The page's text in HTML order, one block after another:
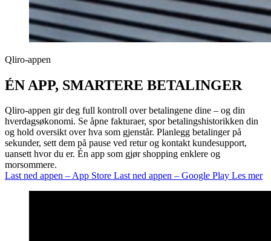
Qliro-appen
ÉN APP, SMARTERE BETALINGER
Qliro-appen gir deg full kontroll over betalingene dine – og din
hverdagsøkonomi. Se åpne fakturaer, spor betalingshistorikken din
og hold oversikt over hva som gjenstår. Planlegg betalinger på
sekunder, sett dem på pause ved retur og kontakt kundesupport,
uansett hvor du er. Én app som gjør shopping enklere og
morsommere.
Last ned appen – App Store Last ned appen – Google Play Les mer